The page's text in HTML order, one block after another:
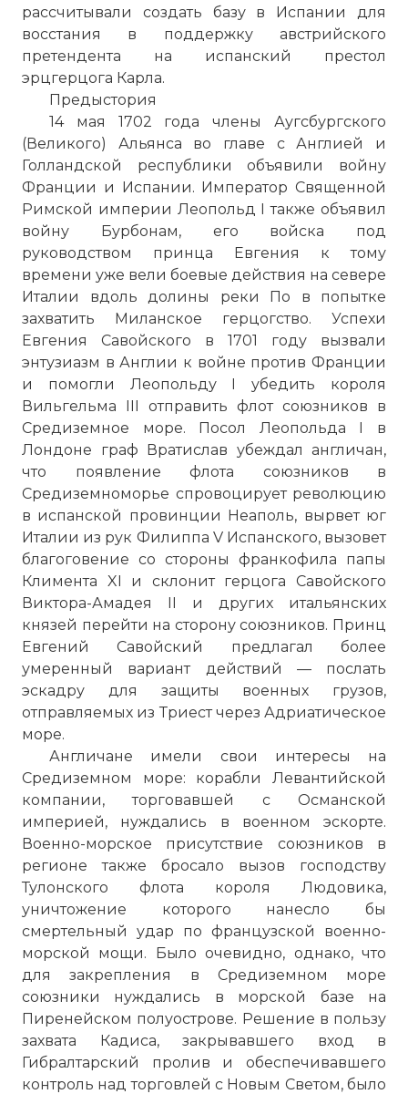
рассчитывали создать базу в Испании для
восстания в поддержку австрийского
претендента на испанский престол
эрцгерцога Карла.
Предыстория
14 мая 1702 года члены Аугсбургского
(Великого) Альянса во главе с Англией и
Голландской республики объявили войну
Франции и Испании. Император Священной
Римской империи Леопольд I также объявил
войну Бурбонам, его войска под
руководством принца Евгения к тому
времени уже вели боевые действия на севере
Италии вдоль долины реки По в попытке
захватить Миланское герцогство. Успехи
Евгения Савойского в 1701 году вызвали
энтузиазм в Англии к войне против Франции
и помогли Леопольду I убедить короля
Вильгельма III отправить флот союзников в
Средиземное море. Посол Леопольда I в
Лондоне граф Вратислав убеждал англичан,
что появление флота союзников в
Средиземноморье спровоцирует революцию
в испанской провинции Неаполь, вырвет юг
Италии из рук Филиппа V Испанского, вызовет
благоговение со стороны франкофила папы
Климента XI и склонит герцога Савойского
Виктора-Амадея II и других итальянских
князей перейти на сторону союзников. Принц
Евгений Савойский предлагал более
умеренный вариант действий — послать
эскадру для защиты военных грузов,
отправляемых из Триест через Адриатическое
море.
Англичане имели свои интересы на
Средиземном море: корабли Левантийской
компании, торговавшей с Османской
империей, нуждались в военном эскорте.
Военно-морское присутствие союзников в
регионе также бросало вызов господству
Тулонского флота короля Людовика,
уничтожение которого нанесло бы
смертельный удар по французской военно-
морской мощи. Было очевидно, однако, что
для закрепления в Средиземном море
союзники нуждались в морской базе на
Пиренейском полуострове. Решение в пользу
захвата Кадиса, закрывавшего вход в
Гибралтарский пролив и обеспечивавшего
контроль над торговлей с Новым Светом, было